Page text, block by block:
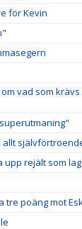
för Kevin
vad som
allt
upp rejält som
tre poäng mot